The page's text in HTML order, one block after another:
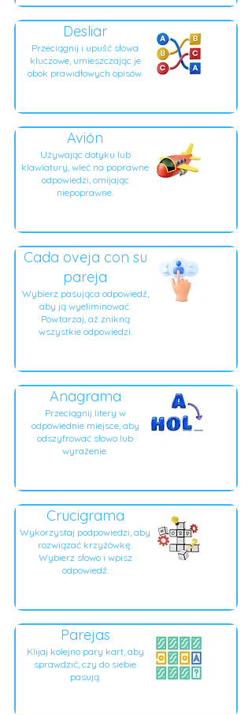
Desliar
Przeciągnij i upuść słowa
kluczowe, umieszczając je
obok prawidłowych opisów.
Avión
Używając dotyku lub
klawiatury, wleć na poprawne
odpowiedzi, omijając
niepoprawne.
Cada oveja con su
pareja
Wybierz pasująca odpowiedź,
aby ją wyeliminować.
Powtarzaj, aż znikną
wszystkie odpowiedzi.
Anagrama
Przeciągnij litery w
odpowiednie miejsce, aby
odszyfrować słowo lub
wyrażenie.
Crucigrama
Wykorzystaj podpowiedzi, aby
rozwiązać krzyżówkę.
Wybierz słowo i wpisz
odpowiedź.
Parejas
Klijaj kolejno pary kart, aby
sprawdzić, czy do siebie
pasują.